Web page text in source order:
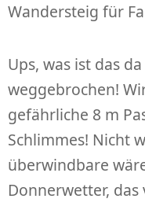
Wandersteig für
Ups, was ist das
weggebrochen!
gefährliche 8 m
Schlimmes! Nicht
überwindbare
Donnerwetter,